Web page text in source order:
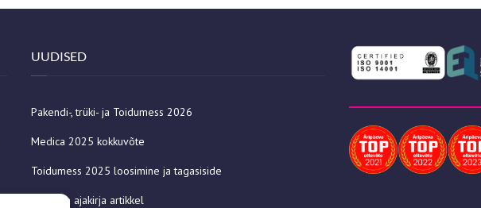
UUDISED
Pakendi-, trüki- ja Toidumess 2026
Medica 2025 kokkuvõte
Toidumess 2025 loosimine ja tagasiside
Julkaisija ajakirja artikkel